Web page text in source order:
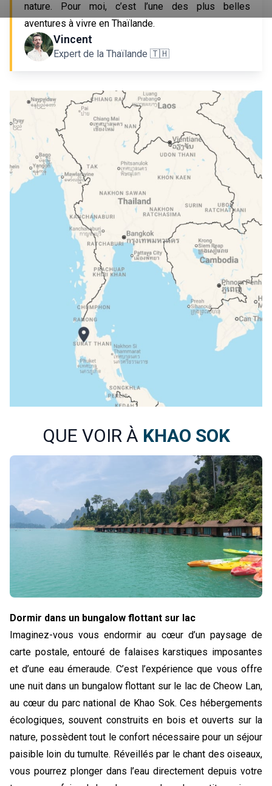
nature. Pour moi, c’est l’une des plus belles
aventures à vivre en Thaïlande.
Vincent
Expert de la Thaïlande 🇹🇭
QUE VOIR À KHAO SOK
Dormir dans un bungalow flottant sur lac
Imaginez-vous vous endormir au cœur d’un paysage de
carte postale, entouré de falaises karstiques imposantes
et d’une eau émeraude. C’est l’expérience que vous offre
une nuit dans un bungalow flottant sur le lac de Cheow Lan,
au cœur du parc national de Khao Sok. Ces hébergements
écologiques, souvent construits en bois et ouverts sur la
nature, possèdent tout le confort nécessaire pour un séjour
paisible loin du tumulte. Réveillés par le chant des oiseaux,
vous pourrez plonger dans l’eau directement depuis votre